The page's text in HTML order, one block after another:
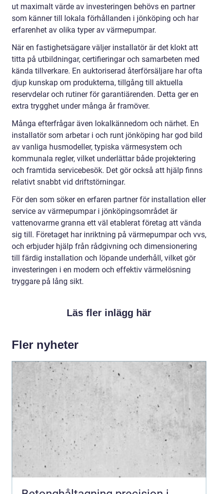
ut maximalt värde av investeringen behövs en partner
som känner till lokala förhållanden i jönköping och har
erfarenhet av olika typer av värmepumpar.
När en fastighetsägare väljer installatör är det klokt att
titta på utbildningar, certifieringar och samarbeten med
kända tillverkare. En auktoriserad återförsäljare har ofta
djup kunskap om produkterna, tillgång till aktuella
reservdelar och rutiner för garantiärenden. Detta ger en
extra trygghet under många år framöver.
Många efterfrågar även lokalkännedom och närhet. En
installatör som arbetar i och runt jönköping har god bild
av vanliga husmodeller, typiska värmesystem och
kommunala regler, vilket underlättar både projektering
och framtida servicebesök. Det gör också att hjälp finns
relativt snabbt vid driftstörningar.
För den som söker en erfaren partner för installation eller
service av värmepumpar i jönköpingsområdet är
vattenovarme granna ett väl etablerat företag att vända
sig till. Företaget har inriktning på värmepumpar och vvs,
och erbjuder hjälp från rådgivning och dimensionering
till färdig installation och löpande underhåll, vilket gör
investeringen i en modern och effektiv värmelösning
tryggare på lång sikt.
Läs fler inlägg här
Fler nyheter